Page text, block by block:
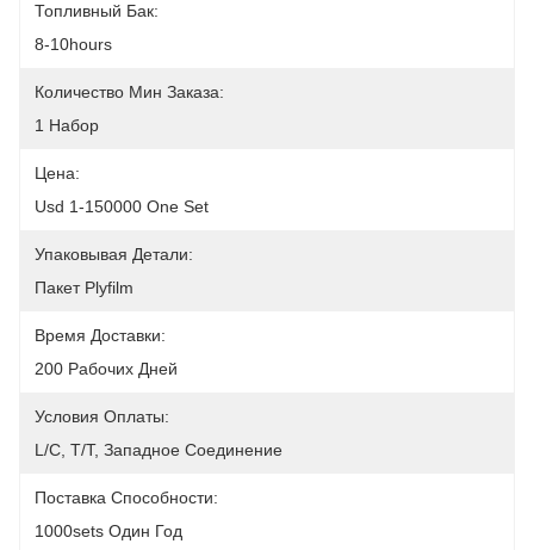
Топливный Бак:
8-10hours
Количество Мин Заказа:
1 Набор
Цена:
Usd 1-150000 One Set
Упаковывая Детали:
Пакет Plyfilm
Время Доставки:
200 Рабочих Дней
Условия Оплаты:
L/C, T/T, Западное Соединение
Поставка Способности:
1000sets Один Год